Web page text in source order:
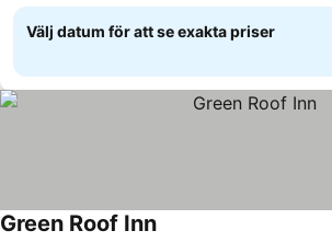
Välj datum för att se exakta priser
Green Roof Inn